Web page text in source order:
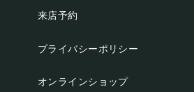
来店予約
プライバシーポリシー
オンラインショップ